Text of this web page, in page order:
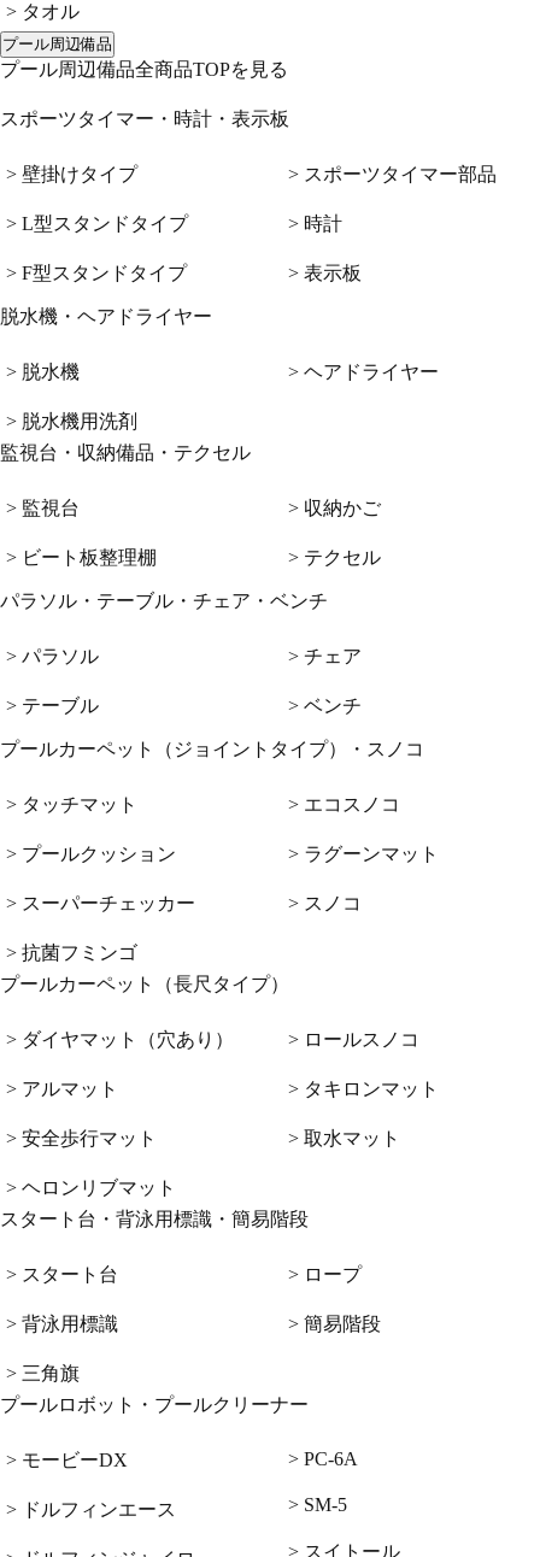
> タオル
プール周辺備品
プール周辺備品全商品TOPを見る
スポーツタイマー・時計・表示板
> 壁掛けタイプ
> L型スタンドタイプ
> F型スタンドタイプ
> スポーツタイマー部品
> 時計
> 表示板
脱水機・ヘアドライヤー
> 脱水機
> 脱水機用洗剤
> ヘアドライヤー
監視台・収納備品・テクセル
> 監視台
> ビート板整理棚
> 収納かご
> テクセル
パラソル・テーブル・チェア・ベンチ
> パラソル
> テーブル
> チェア
> ベンチ
プールカーペット（ジョイントタイプ）・スノコ
> タッチマット
> プールクッション
> スーパーチェッカー
> 抗菌フミンゴ
> エコスノコ
> ラグーンマット
> スノコ
プールカーペット（長尺タイプ）
> ダイヤマット（穴あり）
> アルマット
> 安全歩行マット
> ヘロンリブマット
> ロールスノコ
> タキロンマット
> 取水マット
スタート台・背泳用標識・簡易階段
> スタート台
> 背泳用標識
> 三角旗
> ロープ
> 簡易階段
プールロボット・プールクリーナー
> モービーDX
> ドルフィンエース
> PC-6A
> SM-5
> スイトール